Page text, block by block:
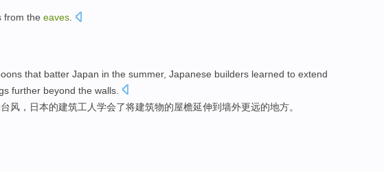
from the eaves
that batter Japan in the summer, Japanese builders learned to extend
further beyond the walls
台风 ， 日本的建筑工人学会了将建筑物的屋檐延伸到墙外更远的地方。